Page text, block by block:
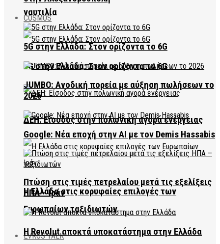
ναυτιλία
5G στην Ελλάδα: Στον ορίζοντα το 6G
ΔΕΗ: Είσοδος στην πολωνική αγορά ενέργειας
Η Ελλάδα στις κορυφαίες επιλογές των
Ευρωπαίων ταξιδιωτών
EVROS TALK
COSMOS
5G στην Ελλάδα: Στον ορίζοντα το 6G
JUMBO: Ανοδική πορεία με αύξηση πωλήσεων το
2026
Google: Νέα εποχή στην AI με τον Demis Hassabis
Πτώση στις τιμές πετρελαίου μετά τις εξελίξεις
ΗΠΑ – Ιράν
Η Revolut αποκτά υποκατάστημα στην Ελλάδα